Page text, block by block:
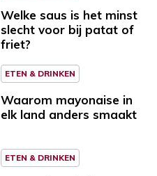
Welke saus is het minst
slecht voor bij patat of
friet?
ETEN & DRINKEN
Waarom mayonaise in
elk land anders smaakt
ETEN & DRINKEN